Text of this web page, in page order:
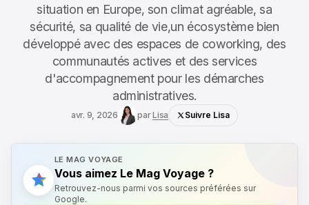
situation en Europe, son climat agréable, sa
sécurité, sa qualité de vie,un écosystème bien
développé avec des espaces de coworking, des
communautés actives et des services
d'accompagnement pour les démarches
administratives.
avr. 9, 2026 parLisa Suivre Lisa
LE MAG VOYAGE
Vous aimez Le Mag Voyage ?
Retrouvez-nous parmi vos sources préférées sur
Google.